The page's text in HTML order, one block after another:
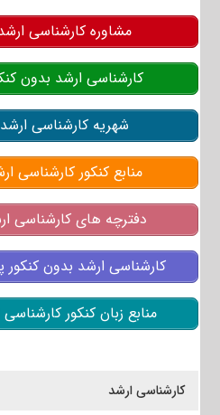
مشاوره کارشناسی
کارشناسی ارشد بدون
شهریه کارشناسی ارشد
منابع کنکور کارشناسی
دفترچه های کارشناسی
کارشناسی ارشد بدون
منابع زبان کنکور
کارشناسی ارشد